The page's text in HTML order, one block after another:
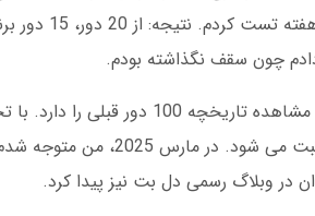
می بندید.
روش تحلیل ضریب: دل بت امکان
در وبلاگ رسمی دل بت نیز پیدا کرد.